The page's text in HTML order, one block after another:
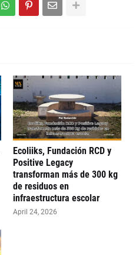
Ecoliiks, Fundación RCD y
Positive Legacy
transforman más de 300 kg
de residuos en
infraestructura escolar
April 24, 2026